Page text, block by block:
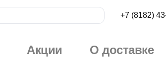
+7 (8182)
Акции О доставке